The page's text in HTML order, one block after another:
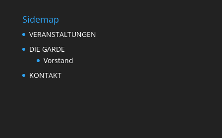
Sidemap
VERANSTALTUNGEN
DIE GARDE
Vorstand
KONTAKT